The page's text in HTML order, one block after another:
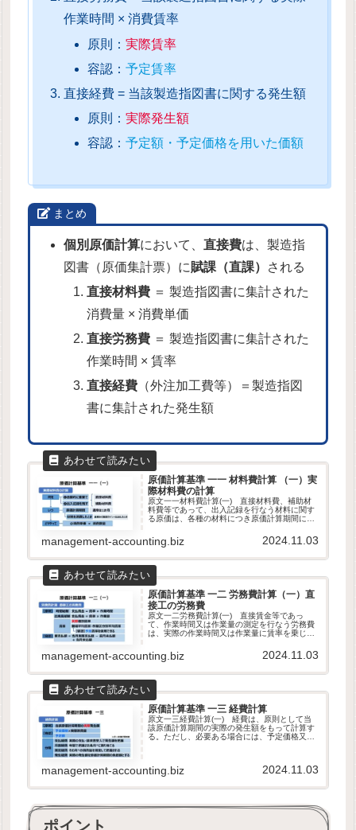
作業時間 × 消費賃率
原則： 実際賃率
容認： 予定賃率
直接経費 = 当該製造指図書に関する発生額
原則： 実際発生額
容認： 予定額・予定価格を用いた価額
まとめ
個別原価計算において、直接費は、製造指
図書（原価集計票）に賦課（直課）
される
直接材料費 ＝ 製造指図書に集計された
消費量 × 消費単価
直接労務費 ＝ 製造指図書に集計された
作業時間 × 賃率
直接経費 （外注加工費等）＝製造指図
書に集計された発生額
原価計算基準 一一 材料費計算 （一）実
際材料費の計算
原文一一材料費計算(一) 直接材料費、補助材
料費等であって、出入記録を行なう材料に関す
る原価は、各種の材料につき原価計算期間にお
算する。第二章 実際原価の計算｜原価計算基
準解説材料勘定から材料費へ自...
management-accounting.biz 2024.11.03
原価計算基準 一二 労務費計算（一）直
接工の労務費
原文一二労務費計算(一) 直接賃金等であっ
て、作業時間又は作業量の測定を行なう労務費
は、実際の作業時間又は作業量に賃率を乗じて
もしくは作業区分ごとの平均賃率による。平均
賃率は、必要ある場合には、予定...
management-accounting.biz 2024.11.03
原価計算基準 一三 経費計算
原文一三経費計算(一) 経費は、原則として当
該原価計算期間の実際の発生額をもって計算す
る。ただし、必要ある場合には、予定価格又は
management-accounting.biz 2024.11.03
ポイント